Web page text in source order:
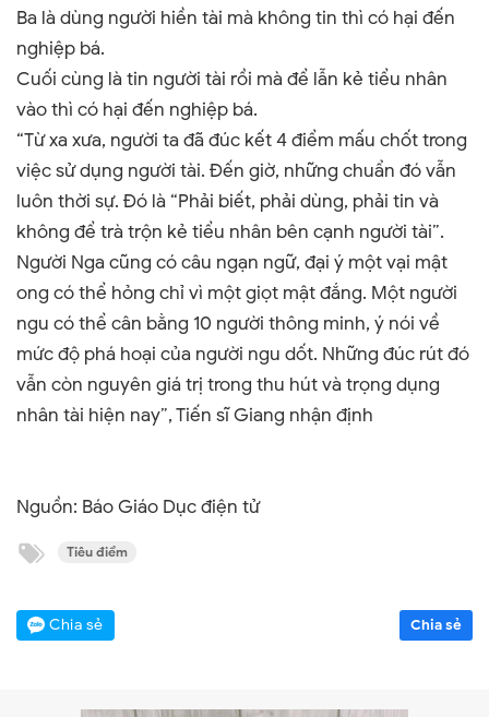
Ba là dùng người hiền tài mà không tin thì có hại đến
nghiệp bá.
Cuối cùng là tin người tài rồi mà để lẫn kẻ tiểu nhân
vào thì có hại đến nghiệp bá.
“Từ xa xưa, người ta đã đúc kết 4 điểm mấu chốt trong
việc sử dụng người tài. Đến giờ, những chuẩn đó vẫn
luôn thời sự. Đó là “Phải biết, phải dùng, phải tin và
không để trà trộn kẻ tiểu nhân bên cạnh người tài”.
Người Nga cũng có câu ngạn ngữ, đại ý một vại mật
ong có thể hỏng chỉ vì một giọt mật đắng. Một người
ngu có thể cân bằng 10 người thông minh, ý nói về
mức độ phá hoại của người ngu dốt. Những đúc rút đó
vẫn còn nguyên giá trị trong thu hút và trọng dụng
nhân tài hiện nay”, Tiến sĩ Giang nhận định
Nguồn: Báo Giáo Dục điện tử
Tiêu điểm
Chia sẻ Chia sẻ